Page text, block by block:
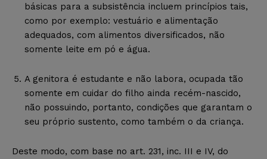
básicas para a subsistência incluem princípios tais,
como por exemplo: vestuário e alimentação
adequados, com alimentos diversificados, não
somente leite em pó e água.
A genitora é estudante e não labora, ocupada tão
somente em cuidar do filho ainda recém-nascido,
não possuindo, portanto, condições que garantam o
seu próprio sustento, como também o da criança.
Deste modo, com base no art. 231, inc. III e IV, do